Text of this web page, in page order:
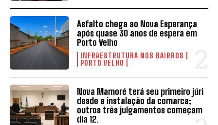
Asfalto chega ao Nova Esperança
após quase 30 anos de espera em
Porto Velho
INFRAESTRUTURA NOS BAIRROS
PORTO VELHO
Nova Mamoré terá seu primeiro júri
desde a instalação da comarca;
outros três julgamentos começam
dia 12.